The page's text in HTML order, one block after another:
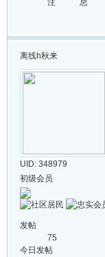
注
息
离线h秋来
UID: 348979
初级会员
发帖
75
今日发帖